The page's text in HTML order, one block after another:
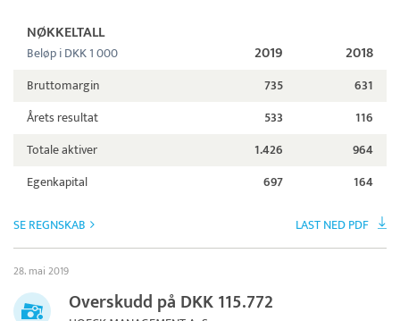
NØKKELTALL
Beløp i DKK 1 000 2019 2018
Bruttomargin 735
631
Årets resultat
533
116
Totale aktiver
1.426
964
Egenkapital
697 164
SE REGNSKAB LAST NED PDF
28. mai 2019
Overskudd på DKK 115.772